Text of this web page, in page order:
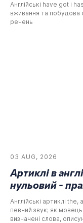
Англійські have got і
вживання та побудова
речень
03 AUG, 2026
Артиклі в
нульовий -
Англійські артиклі the,
певний звук; як
визначені слова,